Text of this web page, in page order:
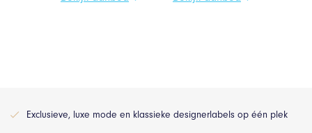
Exclusieve, luxe mode en klassieke designerlabels op één plek